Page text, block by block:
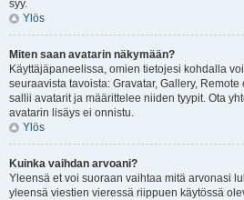
syy.
Ylös
Miten saan avatarin näkymään?
Käyttäjäpaneelissa, omien tietojesi kohdalla
seuraavista tavoista: Gravatar, Gallery,
sallii avatarit ja määrittelee niiden tyypit. Ota
avatarin lisäys ei onnistu.
Ylös
Kuinka vaihdan arvoani?
Yleensä et voi suoraan vaihtaa mitä arvonasi
yleensä viestien vieressä riippuen käytössä